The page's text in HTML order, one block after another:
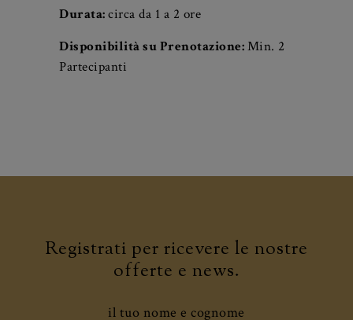
Durata:circa da 1 a 2 ore
Registrati per ricevere le nostre